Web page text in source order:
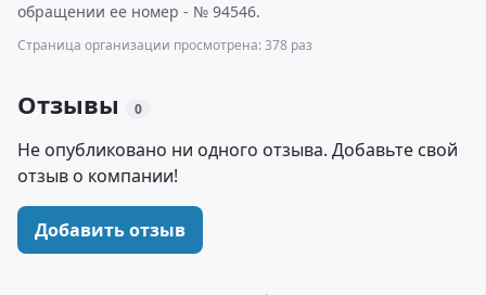
обращении ее номер - № 94546.
Страница организации просмотрена: 378 раз
Отзывы 0
Не опубликовано ни одного отзыва. Добавьте свой
отзыв о компании!
Добавить отзыв